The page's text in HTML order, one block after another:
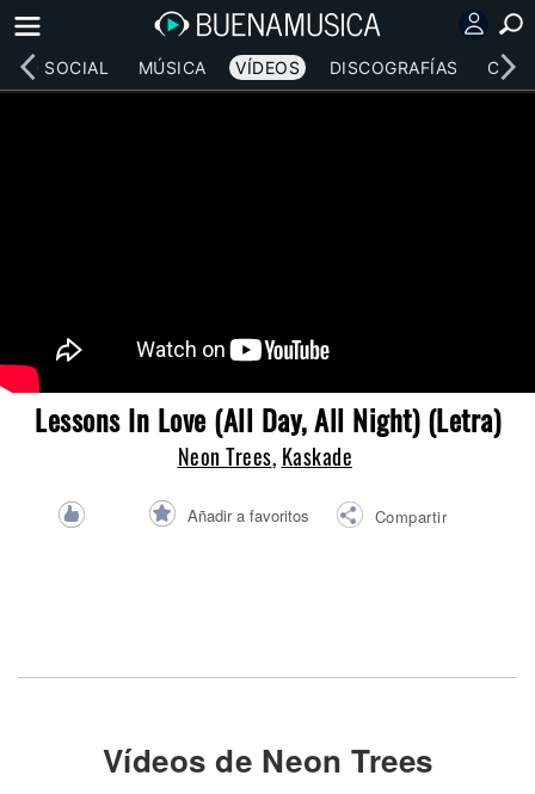
RED SOCIAL MÚSICA VÍDEOS DISCOGRAFÍAS
Lessons In Love (All Day, All Night) (Letra)
Neon Trees, Kaskade
Añadir a favoritos Compartir
Vídeos de Neon Trees